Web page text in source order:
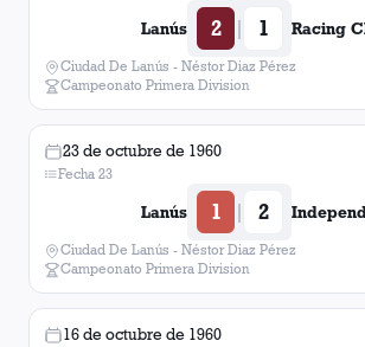
Lanús 2 | 1 Racing
Ciudad De Lanús - Néstor Diaz Pérez
Campeonato Primera Division
23 de octubre de 1960
Fecha 23
Lanús 1 | 2
Ciudad De Lanús - Néstor Diaz Pérez
Campeonato Primera Division
16 de octubre de 1960